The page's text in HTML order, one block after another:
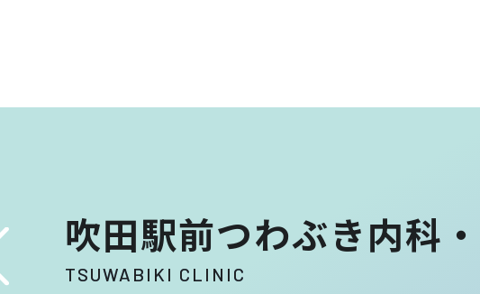
吹田駅前つわぶき内科
TSUWABIKI CLINIC